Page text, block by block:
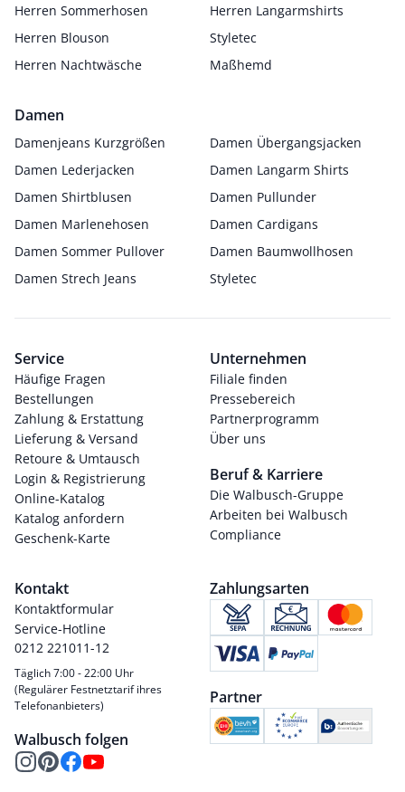
Herren Sommerhosen
Herren Langarmshirts
Herren Blouson
Styletec
Herren Nachtwäsche
Maßhemd
Damen
Damenjeans Kurzgrößen
Damen Übergangsjacken
Damen Lederjacken
Damen Langarm Shirts
Damen Shirtblusen
Damen Pullunder
Damen Marlenehosen
Damen Cardigans
Damen Sommer Pullover
Damen Baumwollhosen
Damen Strech Jeans
Styletec
Service
Häufige Fragen
Bestellungen
Zahlung & Erstattung
Lieferung & Versand
Retoure & Umtausch
Login & Registrierung
Online-Katalog
Katalog anfordern
Geschenk-Karte
Unternehmen
Filiale finden
Pressebereich
Partnerprogramm
Über uns
Beruf & Karriere
Die Walbusch-Gruppe
Arbeiten bei Walbusch
Compliance
Kontakt
Kontaktformular
Service-Hotline
0212 221011-12
Täglich 7:00 - 22:00 Uhr
(Regulärer Festnetztarif ihres
Telefonanbieters)
Walbusch folgen
Zahlungsarten
Partner